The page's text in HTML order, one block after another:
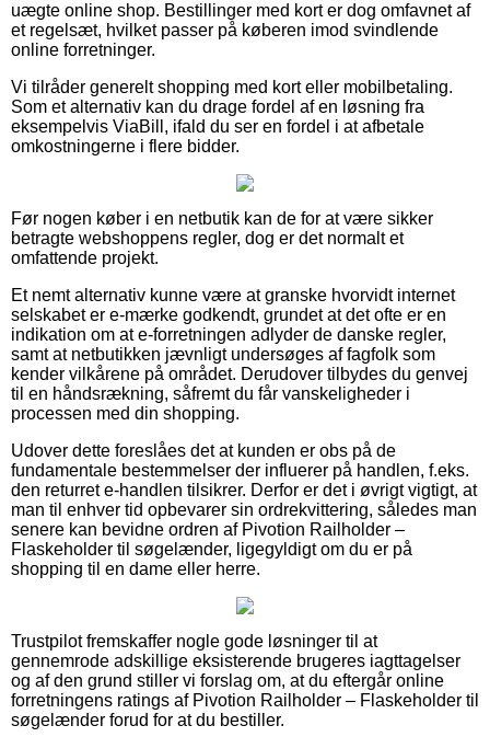
uægte online shop. Bestillinger med kort er dog omfavnet af
et regelsæt, hvilket passer på køberen imod svindlende
online forretninger.
Vi tilråder generelt shopping med kort eller mobilbetaling.
Som et alternativ kan du drage fordel af en løsning fra
eksempelvis ViaBill, ifald du ser en fordel i at afbetale
omkostningerne i flere bidder.
Før nogen køber i en netbutik kan de for at være sikker
betragte webshoppens regler, dog er det normalt et
omfattende projekt.
Et nemt alternativ kunne være at granske hvorvidt internet
selskabet er e-mærke godkendt, grundet at det ofte er en
indikation om at e-forretningen adlyder de danske regler,
samt at netbutikken jævnligt undersøges af fagfolk som
kender vilkårene på området. Derudover tilbydes du genvej
til en håndsrækning, såfremt du får vanskeligheder i
processen med din shopping.
Udover dette foreslåes det at kunden er obs på de
fundamentale bestemmelser der influerer på handlen, f.eks.
den returret e-handlen tilsikrer. Derfor er det i øvrigt vigtigt, at
man til enhver tid opbevarer sin ordrekvittering, således man
senere kan bevidne ordren af Pivotion Railholder –
Flaskeholder til søgelænder, ligegyldigt om du er på
shopping til en dame eller herre.
Trustpilot fremskaffer nogle gode løsninger til at
gennemrode adskillige eksisterende brugeres iagttagelser
og af den grund stiller vi forslag om, at du eftergår online
forretningens ratings af Pivotion Railholder – Flaskeholder til
søgelænder forud for at du bestiller.